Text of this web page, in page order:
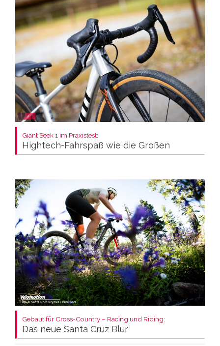
Giant Seek 1 im Praxistest:
Hightech-Fahrspaß wie die Großen
Gebaut für Cross-Country – Racing und Riding:
Das neue Santa Cruz Blur